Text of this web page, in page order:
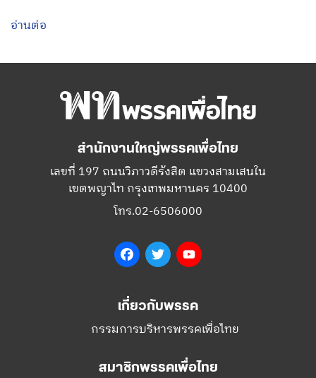
อ่านต่อ
สำนักงานใหญ่พรรคเพื่อไทย
เลขที่ 197 ถนนวิภาวดีรังสิต แขวงสามเสนใน
เขตพญาไท กรุงเทพมหานคร 10400
โทร.02-6506000
FacebookTwitter
เกี่ยวกับพรรค
กรรมการบริหารพรรคเพื่อไทย
สมาชิกพรรคเพื่อไทย